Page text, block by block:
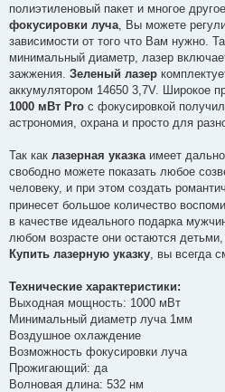
е
н
я
полиэтиленовый пакет и многое
фокусировки луча , Вы можете
зависимости от того что Вам нужно.
минимальный диаметр, лазер
зажжения. Зеленый лазер
аккумулятором 14650 3,7V. Широкое
1000 мВт Pro с фокусировкой
астрономия, охрана и просто для
Так как лазерная указка имеет
свободно можете показать любое
человеку, и при этом создать
принесет большое количество
в качестве идеального подарка
любом возрасте они остаются
Купить лазерную указку , вы всегда
Технические характеристики:
Выходная мощность: 1000 мВт
Минимальный диаметр луча 1мм
Воздушное охлаждение
Возможность фокусировки луча
Прожигающий: да
Волновая длина: 532 нм